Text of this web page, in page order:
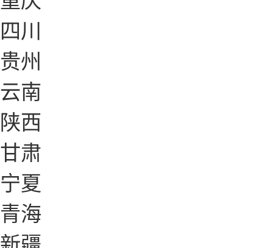
四川
贵州
云南
陕西
甘肃
宁夏
青海